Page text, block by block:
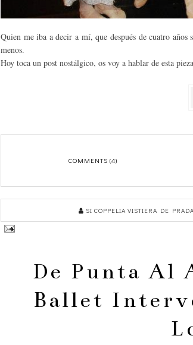
Quien me iba a decir a mí, que después de cuatro años
menos.
Hoy toca un post nostálgico, os voy a hablar de esta
COMMENTS (4)
SI COPPELIA VISTIERA DE PRADA
De Punta Al
Ballet